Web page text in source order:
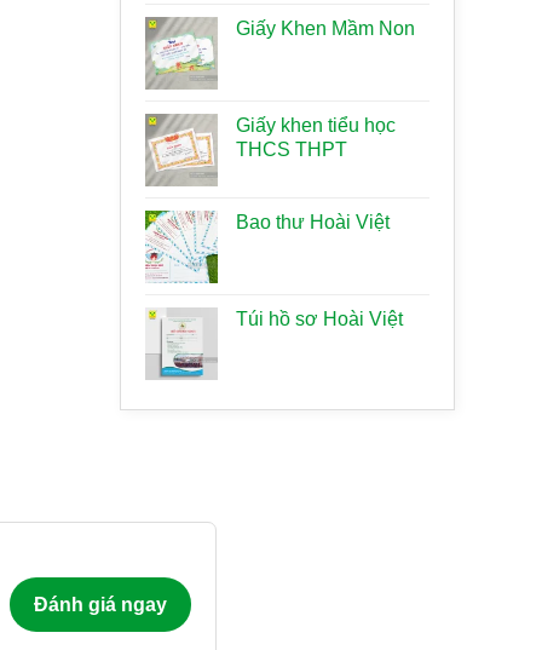
Giấy Khen Mầm Non
Giấy khen tiểu học
THCS THPT
Bao thư Hoài Việt
Túi hồ sơ Hoài Việt
Đánh giá ngay